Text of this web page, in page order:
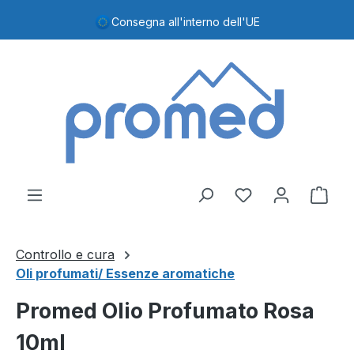
Passa al contenuto principaleConsegna all'interno dell'UE
Hai 0 articoliIl
Controllo e cura
Oli profumati/ Essenze aromatiche
Promed Olio Profumato Rosa
10ml